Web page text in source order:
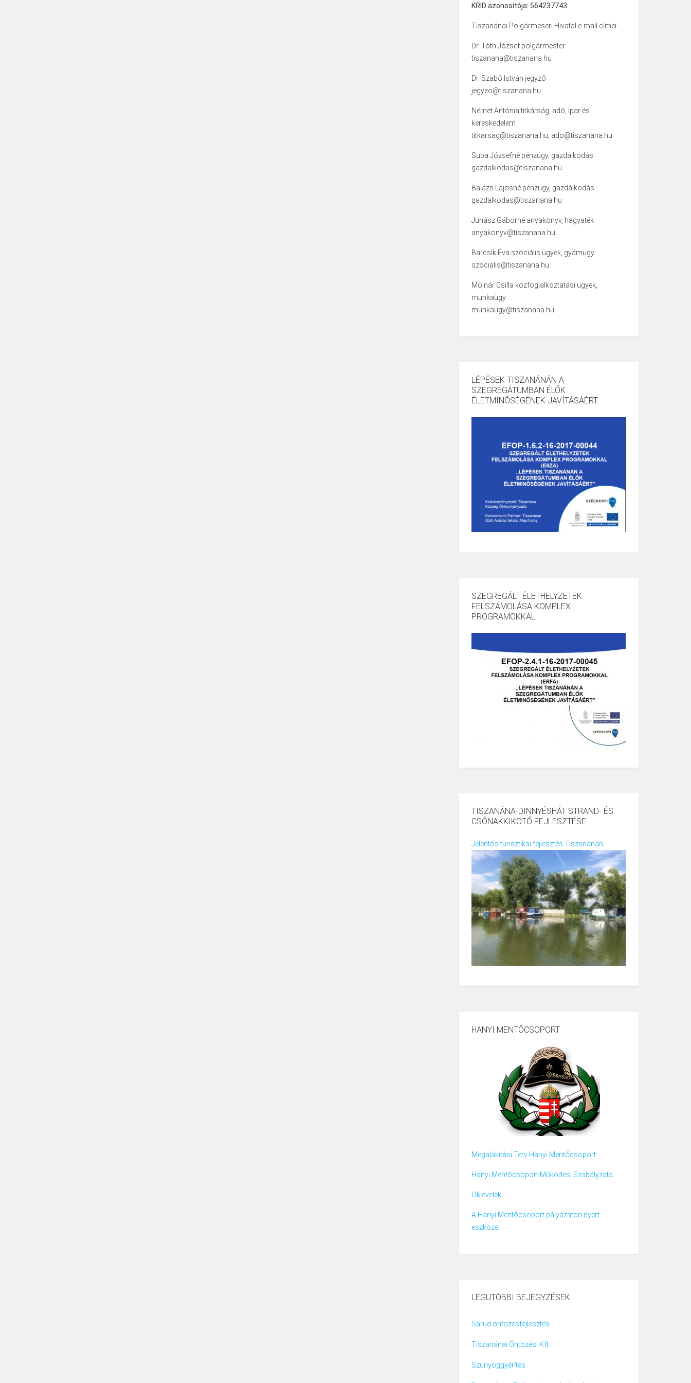
KRID azonosítója: 564237743
Tiszanánai Polgármeseri Hivatal e-mail címei:
Dr. Tóth József polgármester
tiszanana@tiszanana.hu
Dr. Szabó István jegyző
jegyzo@tiszanana.hu
Német Antónia titkárság, adó, ipar és
kereskedelem
titkarsag@tiszanana.hu, ado@tiszanana.hu
Suba Józsefné pénzügy, gazdálkodás
gazdalkodas@tiszanana.hu
Balázs Lajosné pénzügy, gazdálkodás
gazdalkodas@tiszanana.hu
Juhász Gáborné anyakönyv, hagyaték
anyakonyv@tiszanana.hu
Barcsik Éva szociális ügyek, gyámügy
szocialis@tiszanana.hu
Molnár Csilla közfoglalkoztatási ügyek,
munkaügy
munkaugy@tiszanana.hu
LÉPÉSEK TISZANÁNÁN A
SZEGREGÁTUMBAN ÉLŐK
ÉLETMINŐSÉGÉNEK JAVÍTÁSÁÉRT
SZEGREGÁLT ÉLETHELYZETEK
FELSZÁMOLÁSA KOMPLEX
PROGRAMOKKAL
TISZANÁNA-DINNYÉSHÁT STRAND- ÉS
CSÓNAKKIKÖTŐ FEJLESZTÉSE
Jelentős turisztikai fejlesztés Tiszanánán
HANYI MENTŐCSOPORT
Megalakítási Terv Hanyi Mentőcsoport
Hanyi Mentőcsoport Működési Szabályzata
Oklevelek
A Hanyi Mentőcsoport pályázaton nyert
eszközei
LEGUTÓBBI BEJEGYZÉSEK
Sarud öntözésfejlesztés
Tiszanánai Öntözési Kft.
Szúnyoggyérítés